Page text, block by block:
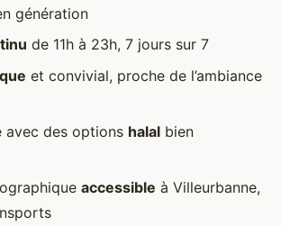
génération
de 11h à 23h, 7 jours sur 7
et convivial, proche de l’ambiance
avec des options halal bien
accessible à Villeurbanne,